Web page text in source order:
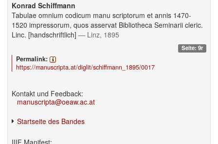
Konrad Schiffmann
Tabulae omnium codicum manu scriptorum et annis 1470-
1520 impressorum, quos asservat Bibliotheca Seminarii cleric.
Linc. [handschriftlich] — Linz, 1895
Seite: 9r
Permalink:
https://manuscripta.at/diglit/schiffmann_1895/0017
Kontakt und Feedback:
manuscripta@oeaw.ac.at
Startseite des Bandes
IIIF Manifest: